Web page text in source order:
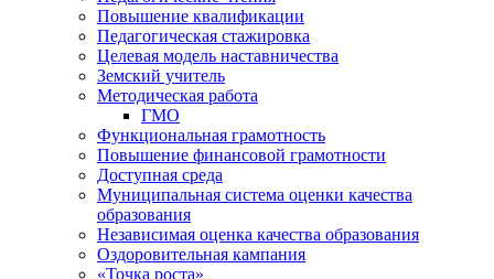
Повышение квалификации
Педагогическая стажировка
Целевая модель наставничества
Земский учитель
Методическая работа
ГМО
Функциональная грамотность
Повышение финансовой грамотности
Доступная среда
Муниципальная система оценки качества
образования
Независимая оценка качества образования
Оздоровительная кампания
«Точка роста»